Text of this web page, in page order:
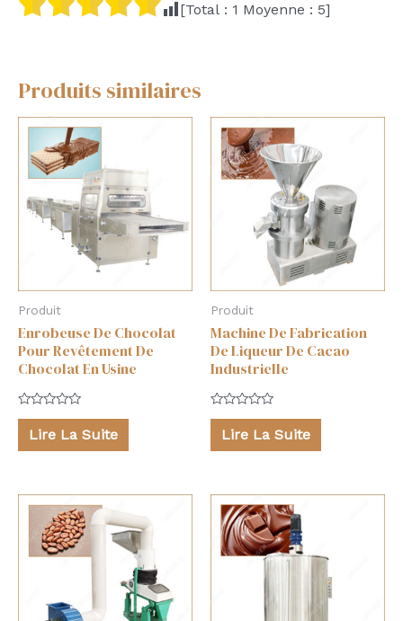
[Total : 1 Moyenne : 5]
Produits similaires
Produit
Enrobeuse De Chocolat
Pour Revêtement De
Chocolat En Usine
Note
sur
5
Lire La Suite
Produit
Machine De Fabrication
De Liqueur De Cacao
Industrielle
Note
sur
5
Lire La Suite